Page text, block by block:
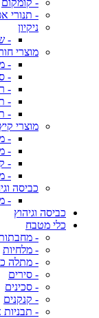
- קומקום
- תנורי
ניקיון
-
מוצרי
-
-
-
-
-
מוצרי קיץ
-
-
-
-
כביסה
-
כביסה וגיהוץ
כלי מטבח
-
- מלחיות
- מתלה
- סירים
- סכינים
- קנקנים
- תבניות